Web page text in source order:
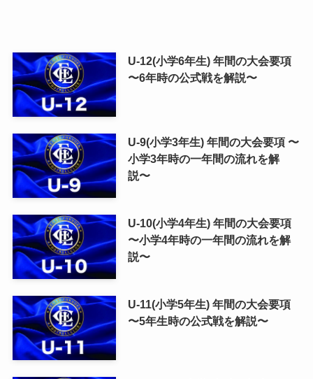
U-12(小学6年生) 年間の大会要項
〜6年時の公式戦を解説〜
U-9(小学3年生) 年間の大会要項 〜
小学3年時の一年間の流れを解
説〜
U-10(小学4年生) 年間の大会要項
〜小学4年時の一年間の流れを解
説〜
U-11(小学5年生) 年間の大会要項
〜5年生時の公式戦を解説〜